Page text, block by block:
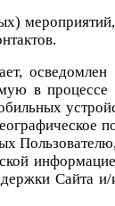
в
Сайта